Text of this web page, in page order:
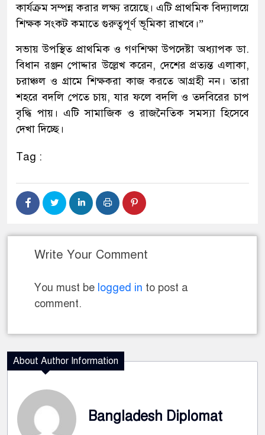
কার্যক্রম সম্পন্ন করার লক্ষ্য রয়েছে। এটি প্রাথমিক বিদ্যালয়ে
শিক্ষক সংকট কমাতে গুরুত্বপূর্ণ ভূমিকা রাখবে।”
সভায় উপস্থিত প্রাথমিক ও গণশিক্ষা উপদেষ্টা অধ্যাপক ডা.
বিধান রঞ্জন পোদ্দার উল্লেখ করেন, দেশের প্রত্যন্ত এলাকা,
চরাঞ্চল ও গ্রামে শিক্ষকরা কাজ করতে আগ্রহী নন। তারা
শহরে বদলি পেতে চায়, যার ফলে বদলি ও তদবিরের চাপ
বৃদ্ধি পায়। এটি সামাজিক ও রাজনৈতিক সমস্যা হিসেবে
দেখা দিচ্ছে।
Tag :
Write Your Comment
You must be logged in to post a
comment.
About Author Information
Bangladesh Diplomat